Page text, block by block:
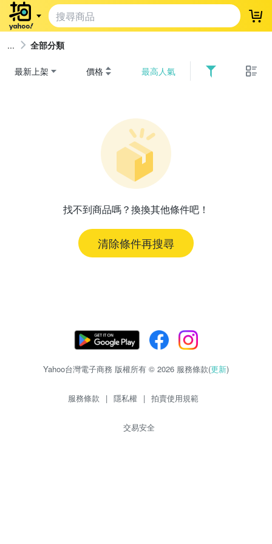
登
全部分類
最新上架 價格 最高人氣
找不到商品嗎？換換其他條件吧！
清除條件再搜尋
Yahoo台灣電子商務 版權所有 © 2026 服務條款(更新)
服務條款 | 隱私權 | 拍賣使用規範
交易安全